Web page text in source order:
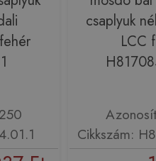
csaplyuk
LCC
Cikkszám: